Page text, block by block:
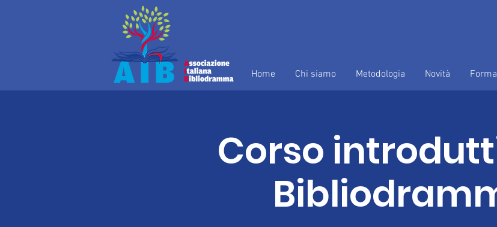
Home Chi siamo Metodologia Novità
Corso